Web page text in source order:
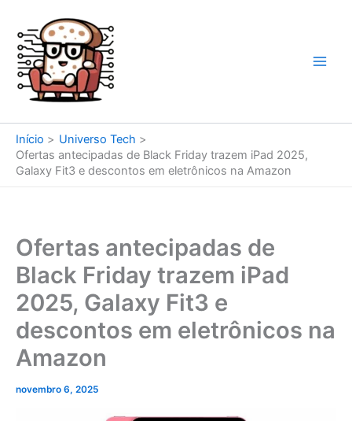
conteúdo
Início
Universo Tech
Ofertas antecipadas de Black Friday trazem iPad 2025,
Galaxy Fit3 e descontos em eletrônicos na Amazon
Ofertas antecipadas de
Black Friday trazem iPad
2025, Galaxy Fit3 e
descontos em eletrônicos na
Amazon
novembro 6, 2025